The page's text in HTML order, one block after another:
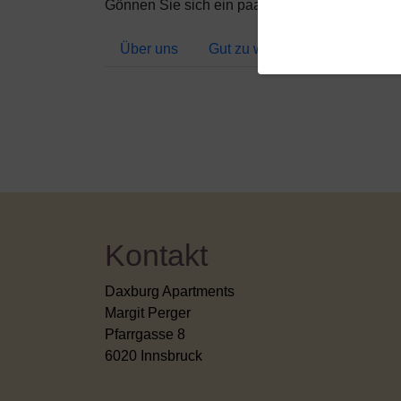
Gönnen Sie sich ein paar feine Tage bei uns!
Über uns Gut zu wissen
Kontakt
Daxburg Apartments
Margit Perger
Pfarrgasse 8
6020 Innsbruck